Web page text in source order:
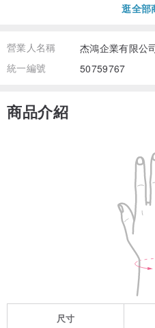
逛全部
營業人名稱
杰鴻企業有限公
統一編號
50759767
商品介紹
尺寸